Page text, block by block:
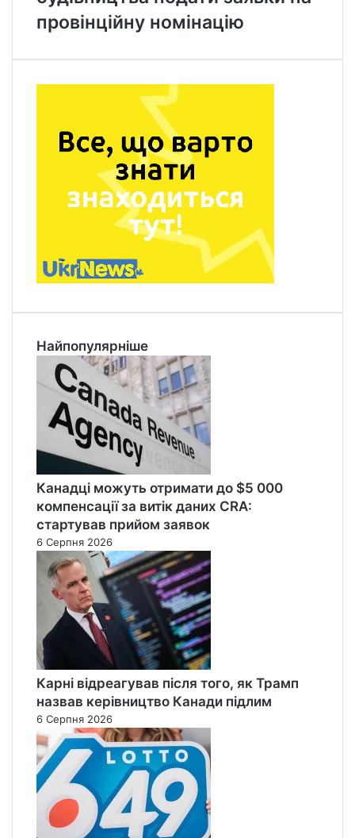
провінційну номінацію
Найпопулярніше
Канадці можуть отримати до $5 000
компенсації за витік даних CRA:
стартував прийом заявок
6 Серпня 2026
Карні відреагував після того, як Трамп
назвав керівництво Канади підлим
6 Серпня 2026